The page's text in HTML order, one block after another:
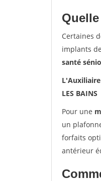
Certaines
implants
santé
L'Auxiliaire
LES BAINS
Pour une
un
forfaits
antérieur